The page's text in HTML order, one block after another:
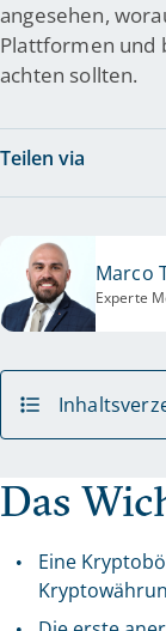
angesehen,
Plattformen und
achten sollten.
Teilen via
Marco
Experte
Das
Eine